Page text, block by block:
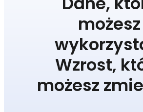
możesz
Wzrost,
możesz